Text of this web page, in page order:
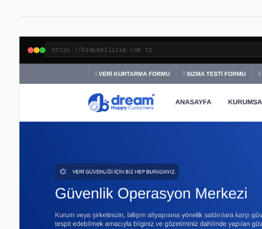
https://dreambilisim.com.tr